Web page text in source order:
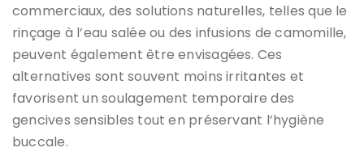
commerciaux, des solutions naturelles, telles que le
rinçage à l’eau salée ou des infusions de camomille,
peuvent également être envisagées. Ces
alternatives sont souvent moins irritantes et
favorisent un soulagement temporaire des
gencives sensibles tout en préservant l’hygiène
buccale.